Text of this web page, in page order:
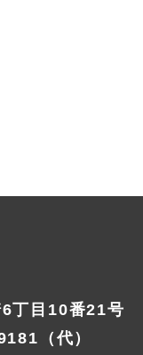
丁目10番21号
（代）